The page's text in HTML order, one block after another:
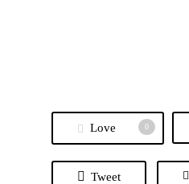
Love 0
Tweet